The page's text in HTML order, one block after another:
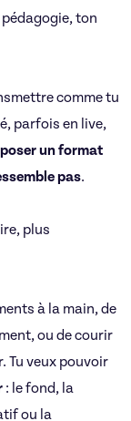
ton
comme tu
parfois en live,
un format
pas.
plus
à la main, de
ou de courir
Tu veux pouvoir
: le fond, la
ou la